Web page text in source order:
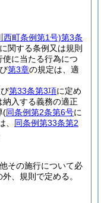
西町条例第1号)第3条
関する条例又は規則
に当たる行為につ
第3章の規定は、適
第33条第3項に定め
入する義務の適正
(同条例第2条第6号に
、 同条例第33条第2
その施行について必
、規則で定める。